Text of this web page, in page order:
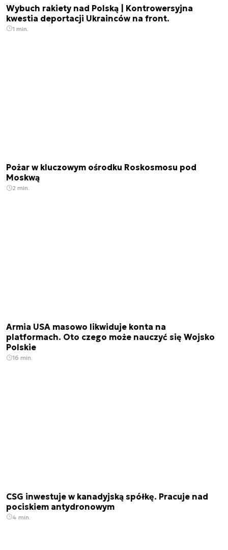
Wybuch rakiety nad Polską | Kontrowersyjna
kwestia deportacji Ukrainców na front.
1 min.
Pożar w kluczowym ośrodku Roskosmosu pod
Moskwą
2 min.
Armia USA masowo likwiduje konta na
platformach. Oto czego może nauczyć się Wojsko
Polskie
16 min.
CSG inwestuje w kanadyjską spółkę. Pracuje nad
pociskiem antydronowym
4 min.